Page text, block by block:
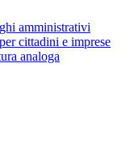
amministrativi
cittadini e imprese
analoga